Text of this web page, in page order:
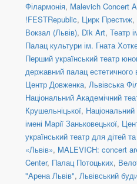
Філармонія, Malevich Concert
!FESTRepublic, Цирк Престиж,
Вокзал (Львів), Dik Art, Театр
Палац культури ім. Гната
Перший український театр
державний палац естетичного
Центр Довженка, Львівська
Національний Академічний
Крушельніцької,
імені Марії Заньковецької,
український театр для дітей
«Львів», MALEVICH: concert
Center, Палац Потоцьких,
"Арена Львів", Львівський